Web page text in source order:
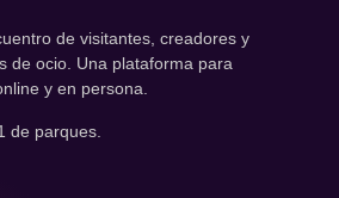
de visitantes, creadores y
de ocio. Una plataforma para
y en persona.
de parques.